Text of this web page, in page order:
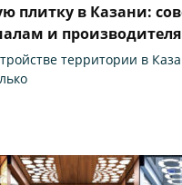
плитку в Казани:
и
территории в